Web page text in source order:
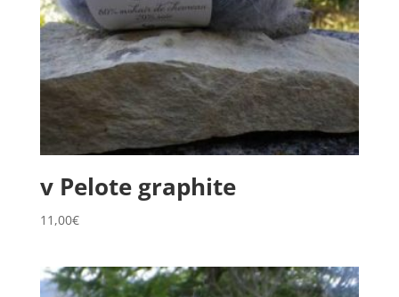
v Pelote graphite
11,00€